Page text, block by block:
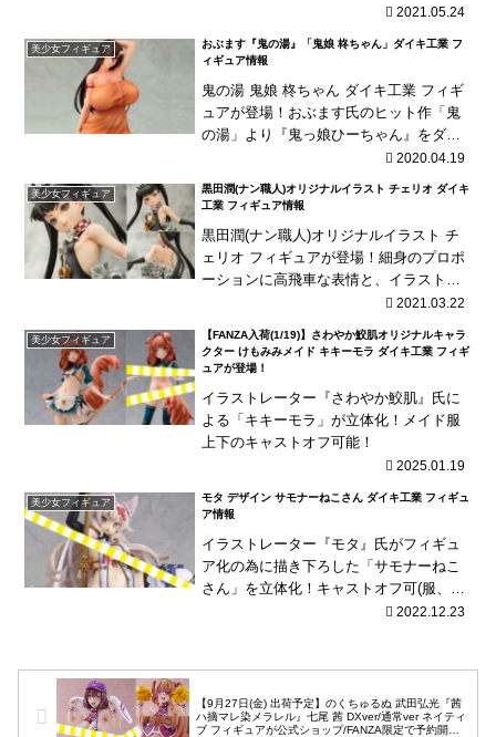
ア」がイキ工業より商品化！ 2021.05.24
美少女フィギュア
おぶます『鬼の湯』「鬼娘 柊ちゃん」ダイキ工業 フ
ィギュア情報
鬼の湯 鬼娘 柊ちゃん ダイキ工業 フィギ
ュアが登場！おぶます氏のヒット作「鬼
の湯」より『鬼っ娘ひーちゃん』をダイ
2020.04.19
美少女フィギュア
黒田潤(ナン職人)オリジナルイラスト チェリオ ダイキ
工業 フィギュア情報
黒田潤(ナン職人)オリジナルイラスト チ
ェリオ フィギュアが登場！細身のプロポ
ーションに高飛車な表情と、イラストの
2021.03.22
美少女フィギュア
【FANZA入荷(1/19)】さわやか鮫肌オリジナルキャラ
クター けもみみメイド キキーモラ ダイキ工業 フィギ
ュアが登場！
イラストレーター『さわやか鮫肌』氏に
よる「キキーモラ」が立体化！メイド服
上下のキャストオフ可能！
2025.01.19
美少女フィギュア
モタ デザイン サモナーねこさん ダイキ工業 フィギュ
ア情報
イラストレーター『モタ』氏がフィギュ
ア化の為に描き下ろした「サモナーねこ
さん」を立体化！キャストオフ可(服、パ
2022.12.23
【9月27日(金) 出荷予定】のくちゅるぬ 武田弘光『茜
ハ摘マレ染メラレル』七尾 茜 DXver/通常ver ネイティ
ブ フィギュアが公式ショップ/FANZA限定で予約開